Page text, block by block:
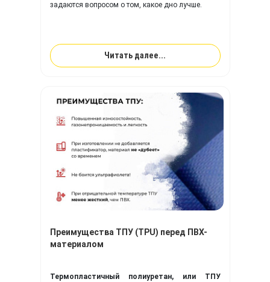
задаются вопросом о том, какое дно лучше.
Читать далее...
Преимущества ТПУ (TPU) перед ПВХ-
материалом
Термопластичный полиуретан, или ТПУ